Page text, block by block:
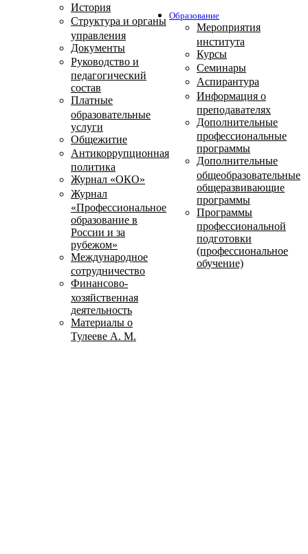
История
Структура и органы
управления
Документы
Руководство и
педагогический
состав
Платные
образовательные
услуги
Общежитие
Антикоррупционная
политика
Журнал «ОКО»
Журнал
«Профессиональное
образование в
России и за
рубежом»
Международное
сотрудничество
Финансово-
хозяйственная
деятельность
Материалы о
Тулееве А. М.
Образование
Мероприятия
института
Курсы
Семинары
Аспирантура
Информация о
преподавателях
Дополнительные
профессиональные
программы
Дополнительные
общеобразовательные
общеразвивающие
программы
Программы
профессиональной
подготовки
(профессиональное
обучение)